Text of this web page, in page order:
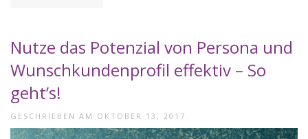
Nutze das Potenzial von Persona und
Wunschkundenprofil effektiv – So
geht’s!
GESCHRIEBEN AM OKTOBER 13, 2017 .